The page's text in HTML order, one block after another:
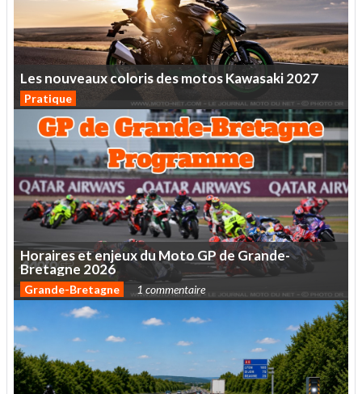
LesnouveauxcolorisdesmotosKawasaki2027
Pratique
HorairesetenjeuxduMotoGPdeGrande-
Bretagne 2026
Grande-Bretagne 1 commentaire